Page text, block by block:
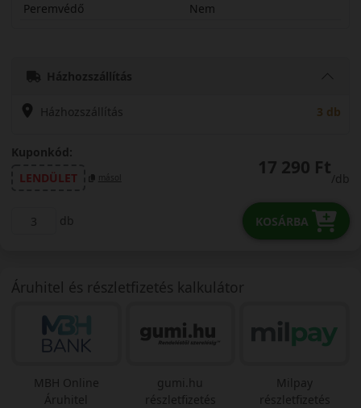
Peremvédő
Nem
Házhozszállítás
Házhozszállítás 3 db
Kuponkód:
LENDÜLET
másol 17 290 Ft
/db
db KOSÁRBA
Áruhitel és részletfizetés kalkulátor
MBH Online
Áruhitel
gumi.hu
részletfizetés
Milpay
részletfizetés